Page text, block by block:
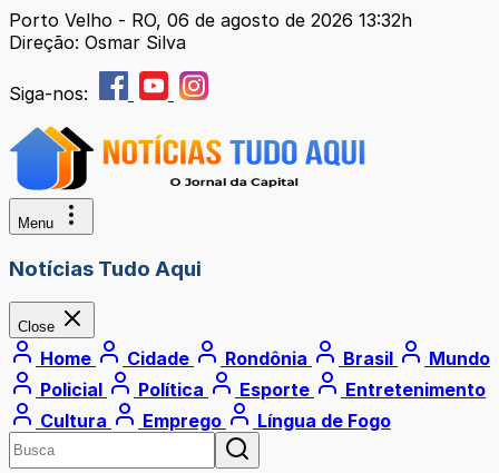
Porto Velho - RO, 06 de agosto de 2026 13:32h
Direção: Osmar Silva
Siga-nos:
Menu
Notícias Tudo Aqui
Close
Home Cidade Rondônia Brasil
Mundo
Policial
Política Esporte
Entretenimento
Cultura
Emprego Língua de Fogo